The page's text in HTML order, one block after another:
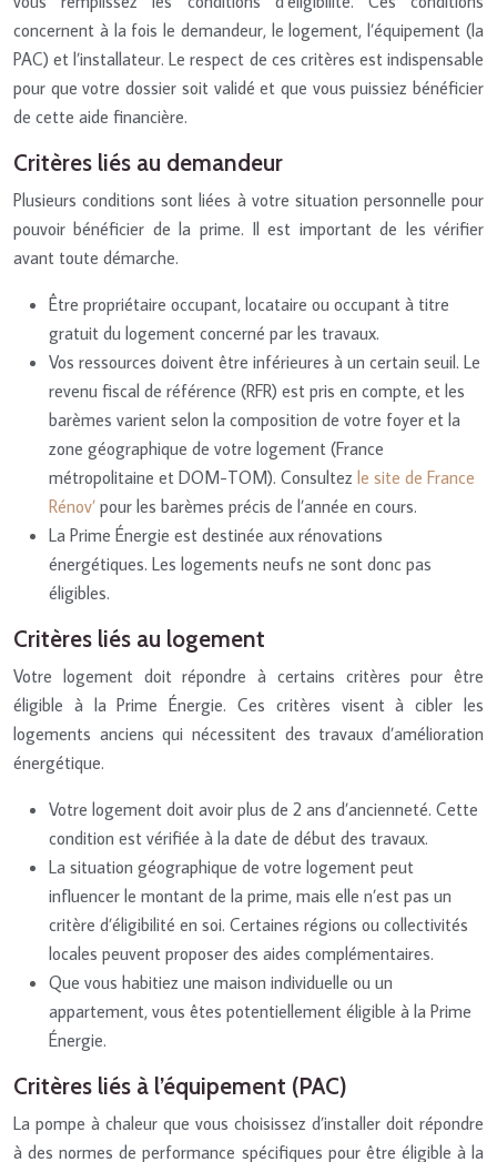
concernent à la fois le demandeur, le logement, l’équipement (la
PAC) et l’installateur. Le respect de ces critères est indispensable
pour que votre dossier soit validé et que vous puissiez bénéficier
de cette aide financière.
Critères liés au demandeur
Plusieurs conditions sont liées à votre situation personnelle pour
pouvoir bénéficier de la prime. Il est important de les vérifier
avant toute démarche.
Être propriétaire occupant, locataire ou occupant à titre
gratuit du logement concerné par les travaux.
Vos ressources doivent être inférieures à un certain seuil. Le
revenu fiscal de référence (RFR) est pris en compte, et les
barèmes varient selon la composition de votre foyer et la
zone géographique de votre logement (France
métropolitaine et DOM-TOM). Consultez le site de France
Rénov’ pour les barèmes précis de l’année en cours.
La Prime Énergie est destinée aux rénovations
énergétiques. Les logements neufs ne sont donc pas
éligibles.
Critères liés au logement
Votre logement doit répondre à certains critères pour être
éligible à la Prime Énergie. Ces critères visent à cibler les
logements anciens qui nécessitent des travaux d’amélioration
énergétique.
Votre logement doit avoir plus de 2 ans d’ancienneté. Cette
condition est vérifiée à la date de début des travaux.
La situation géographique de votre logement peut
influencer le montant de la prime, mais elle n’est pas un
critère d’éligibilité en soi. Certaines régions ou collectivités
locales peuvent proposer des aides complémentaires.
Que vous habitiez une maison individuelle ou un
appartement, vous êtes potentiellement éligible à la Prime
Énergie.
Critères liés à l’équipement (PAC)
La pompe à chaleur que vous choisissez d’installer doit répondre
à des normes de performance spécifiques pour être éligible à la